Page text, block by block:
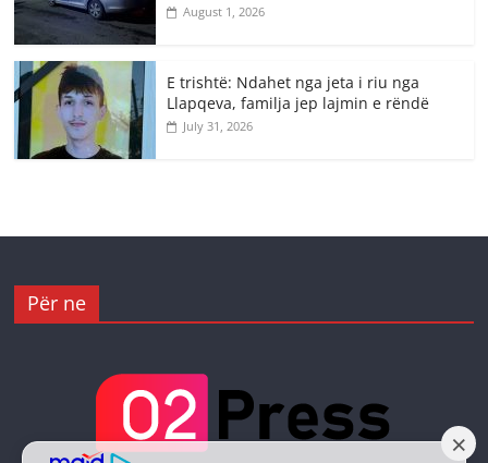
August 1, 2026
E trishtë: Ndahet nga jeta i riu nga
Llapqeva, familja jep lajmin e rëndë
July 31, 2026
Për ne